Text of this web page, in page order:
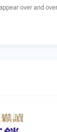
over and over